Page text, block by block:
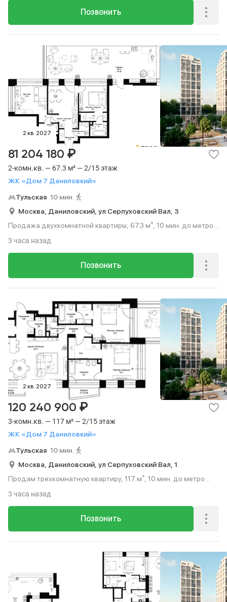
Позвонить
2 кв. 2027
2-комн.кв. — 67.3 м² — 2/15 этаж
ЖК «Дом 7 Даниловкий»
81 204 180 ₽
Тульская 10 мин.
Москва, Даниловский, ул Серпуховский Вал, 3
Продажа двухкомнатной квартиры, 67.3 м², 10 мин. до метро
Позвонить
3 часа назад
2 кв. 2027
3-комн.кв. — 117 м² — 2/15 этаж
ЖК «Дом 7 Даниловкий»
120 240 900 ₽
Тульская 10 мин.
Москва, Даниловский, ул Серпуховский Вал, 1
Продам трехкомнатную квартиру, 117 м², 10 мин. до метро
Позвонить
3 часа назад